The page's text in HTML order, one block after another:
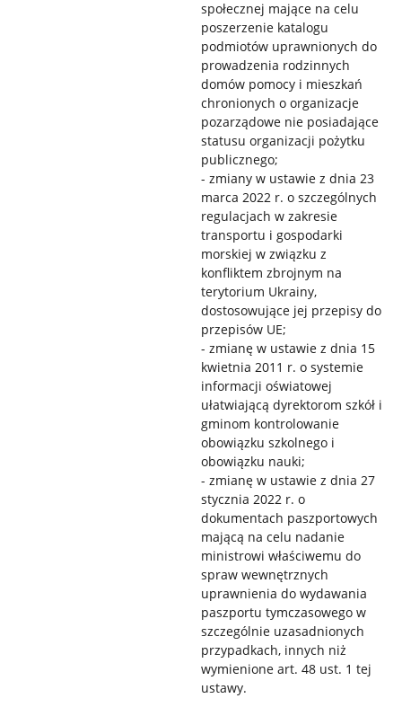
społecznej mające na celu
poszerzenie katalogu
podmiotów uprawnionych do
prowadzenia rodzinnych
domów pomocy i mieszkań
chronionych o organizacje
pozarządowe nie posiadające
statusu organizacji pożytku
publicznego;
- zmiany w ustawie z dnia 23
marca 2022 r. o szczególnych
regulacjach w zakresie
transportu i gospodarki
morskiej w związku z
konfliktem zbrojnym na
terytorium Ukrainy,
dostosowujące jej przepisy do
przepisów UE;
- zmianę w ustawie z dnia 15
kwietnia 2011 r. o systemie
informacji oświatowej
ułatwiającą dyrektorom szkół i
gminom kontrolowanie
obowiązku szkolnego i
obowiązku nauki;
- zmianę w ustawie z dnia 27
stycznia 2022 r. o
dokumentach paszportowych
mającą na celu nadanie
ministrowi właściwemu do
spraw wewnętrznych
uprawnienia do wydawania
paszportu tymczasowego w
szczególnie uzasadnionych
przypadkach, innych niż
wymienione art. 48 ust. 1 tej
ustawy.